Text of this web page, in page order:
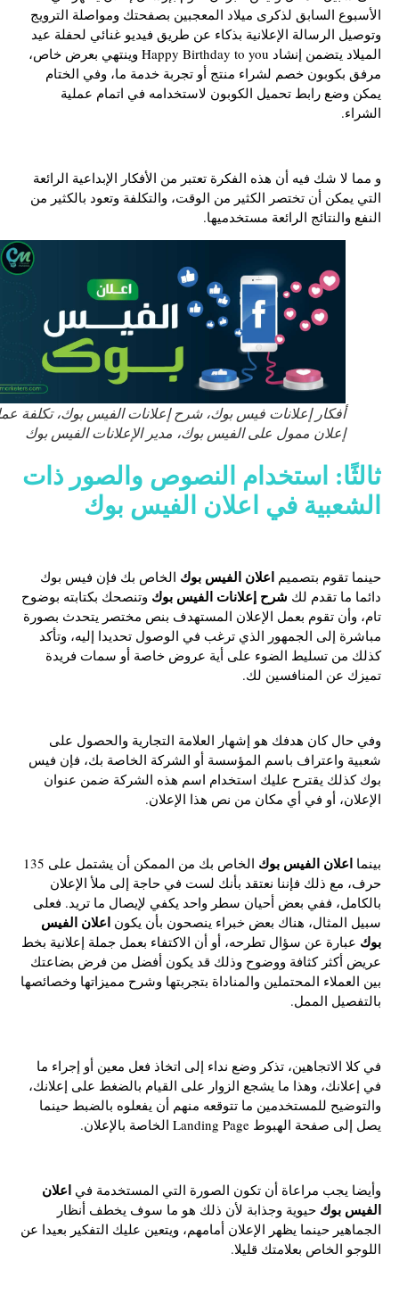
الأسبوع السابق لذكرى ميلاد المعجبين بصفحتك ومواصلة الترويج
وتوصيل الرسالة الإعلانية بذكاء عن طريق فيديو غنائي لحفلة عيد
الميلاد يتضمن إنشاد Happy Birthday to you وينتهي بعرض خاص،
مرفق بكوبون خصم لشراء منتج أو تجربة خدمة ما، وفي الختام
يمكن وضع رابط تحميل الكوبون لاستخدامه في اتمام عملية
الشراء.
و مما لا شك فيه أن هذه الفكرة تعتبر من الأفكار الإبداعية الرائعة
التي يمكن أن تختصر الكثير من الوقت، والتكلفة وتعود بالكثير من
النفع والنتائج الرائعة مستخدميها.
أفكار إعلانات فيس بوك، شرح إعلانات الفيس بوك، تكلفة عمل
إعلان ممول على الفيس بوك، مدير الإعلانات الفيس بوك
ثالثًا: استخدام النصوص والصور ذات
الشعبية فياعلان الفيس بوك
حينما تقوم بتصميماعلان الفيس بوكالخاص بك فإن فيس بوك
دائما ما تقدم لكشرح إعلانات الفيس بوكوتنصحك بكتابته بوضوح
تام، وأن تقوم بعمل الإعلان المستهدف بنص مختصر يتحدث بصورة
مباشرة إلى الجمهور الذي ترغب في الوصول تحديدا إليه، وتأكد
كذلك من تسليط الضوء على أية عروض خاصة أو سمات فريدة
تميزك عن المنافسين لك.
وفي حال كان هدفك هو إشهار العلامة التجارية والحصول على
شعبية واعتراف باسم المؤسسة أو الشركة الخاصة بك، فإن فيس
بوك كذلك يقترح عليك استخدام اسم هذه الشركة ضمن عنوان
الإعلان، أو في أي مكان من نص هذا الإعلان.
بينمااعلان الفيس بوك
الخاص بك من الممكن أن يشتمل على 135
حرف، مع ذلك فإننا نعتقد بأنك لست في حاجة إلى ملأ الإعلان
بالكامل، ففي بعض أحيان سطر واحد يكفي لإيصال ما تريد. فعلى
سبيل المثال، هناك بعض خبراء ينصحون بأن يكوناعلان الفيس
بوكعبارة عن سؤال تطرحه، أو أن الاكتفاء بعمل جملة إعلانية بخط
عريض أكثر كثافة ووضوح وذلك قد يكون أفضل من فرض بضاعتك
بين العملاء المحتملين والمناداة بتجربتها وشرح مميزاتها وخصائصها
بالتفصيل الممل.
في كلا الاتجاهين، تذكر وضع نداء إلى اتخاذ فعل معين أو إجراء ما
في إعلانك، وهذا ما يشجع الزوار على القيام بالضغط على إعلانك،
والتوضيح للمستخدمين ما تتوقعه منهم أن يفعلوه بالضبط حينما
يصل إلى صفحة الهبوط Landing Page الخاصة بالإعلان.
وأيضا يجب مراعاة أن تكون الصورة التي المستخدمة فياعلان
الفيس بوكحيوية وجذابة لأن ذلك هو ما سوف يخطف أنظار
الجماهير حينما يظهر الإعلان أمامهم، ويتعين عليك التفكير بعيدا عن
اللوجو الخاص بعلامتك قليلا.